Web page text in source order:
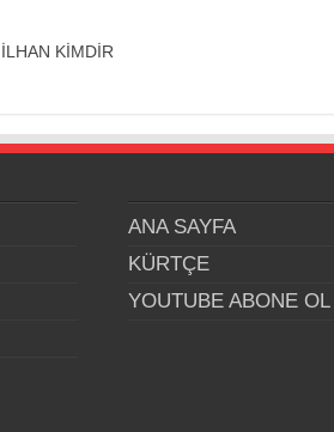
KİMDİR
ANA SAYFA
KÜRTÇE
YOUTUBE ABONE OL